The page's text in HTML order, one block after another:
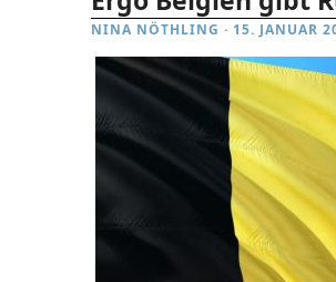
NINA NÖTHLING · 15. JANUAR